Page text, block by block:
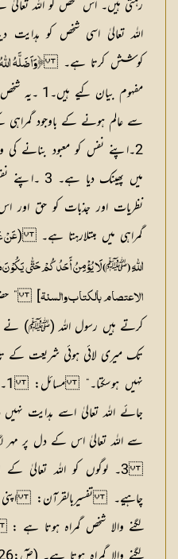
رہتی ہیں۔ اس شخص کو اللہ
اللہ تعالیٰ اسی شخص کو
کوشش کرتا ہے۔﴿وَاَضَلَّہُ
مفہوم بیان
سے عالم ہونے کے باوجود گمراہی
2۔اپنے نفس کو معبود بنانے
میں پھینک
نظریات اور جذبات کو حق اور
گمراہی میں مبتلارہتا ہے۔ (عَنْ
اللّٰہِ (ﷺ) لَایُؤْمِنُ أَحَدُکُمْ حَتّٰی یَکُوْنَ
الاعتصام بالکتاب والسنۃ] ”
کرتے ہیں رسول اللہ (ﷺ) نے
تک میری لائی ہوئی شریعت کے
نہیں ہوسکتا۔“مسائل:
سے اللہ تعالیٰ اس کے دل پر مہر
3۔ لوگوں کو اللہ تعالیٰ
چاہیے۔تفسیربالقرآن:
لگنے والا شخص گمراہ ہوتا ہے :